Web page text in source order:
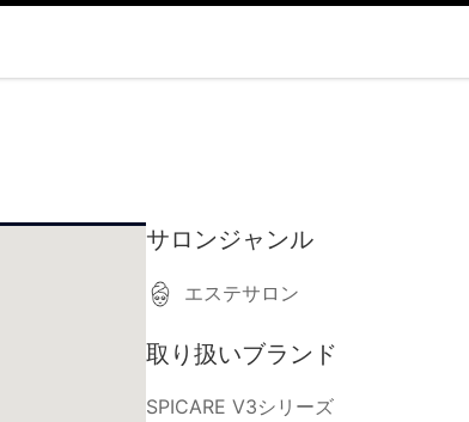
サロンジャンル
エステサロン
取り扱いブランド
SPICARE V3シリーズ